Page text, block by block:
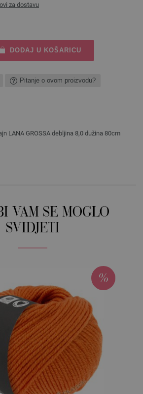
za dostavu
DODAJ U KOŠARICU
Pitanje o ovom proizvodu?
LANA GROSSA debljina 8,0 dužina 80cm
VAM SE MOGLO
SVIDJETI